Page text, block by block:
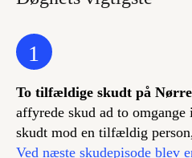
1
To tilfældige skudt på
affyrede skud ad to
skudt mod en tilfældig
Ved næste skudepisode blev